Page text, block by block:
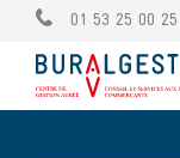
01 53 25 00 25